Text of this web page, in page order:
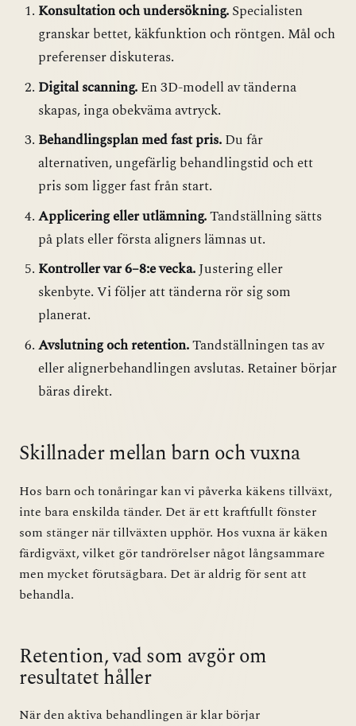
Konsultation och undersökning.Specialisten
granskar bettet, käkfunktion och röntgen. Mål och
preferenser diskuteras.
Digital scanning.En 3D-modell av tänderna
skapas, inga obekväma avtryck.
Behandlingsplan med fast pris.Du får
alternativen, ungefärlig behandlingstid och ett
pris som ligger fast från start.
Applicering eller utlämning.Tandställning sätts
på plats eller första aligners lämnas ut.
Kontroller var 6–8:e vecka.Justering eller
skenbyte. Vi följer att tänderna rör sig som
planerat.
Avslutning och retention.Tandställningen tas av
eller alignerbehandlingen avslutas. Retainer börjar
bäras direkt.
Skillnader mellan barn och vuxna
Hos barn och tonåringar kan vi påverka käkens tillväxt,
inte bara enskilda tänder. Det är ett kraftfullt fönster
som stänger när tillväxten upphör. Hos vuxna är käken
färdigväxt, vilket gör tandrörelser något långsammare
men mycket förutsägbara. Det är aldrig för sent att
behandla.
Retention, vad som avgör om
resultatet håller
När den aktiva behandlingen är klar börjar